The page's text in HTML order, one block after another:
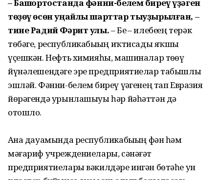
– Башҡортостанда фәнни-белем биреү үҙәген
төҙөү өсөн уңайлы шарттар тыуҙырылған, –
тине Радий Фәрит улы.– Беҙ – илебеҙҙең терәк
төбәге, республикабыҙҙың иҡтисады яҡшы
үҫешкән. Нефть химияһы, машиналар төҙөү
йүнәлешендәге эре предприятиелар табышлы
эшләй. Фәнни-белем биреү үҙәгенең тап Евразия
йөрәгендә урынлашыуы һәр йәһәттән дә
отошло.
Аҙна дауамында республикабыҙҙың фән һәм
мәғариф учреждениелары, сәнәғәт
предприятиелары вәкилдәре ингән бөтәһе ун